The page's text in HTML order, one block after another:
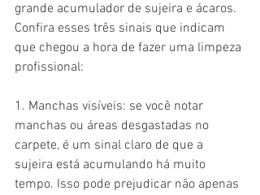
grande acumulador de sujeira e ácaros.
Confira esses três sinais que indicam
que chegou a hora de fazer uma limpeza
profissional:
1. Manchas visíveis: se você notar
manchas ou áreas desgastadas no
carpete, é um sinal claro de que a
sujeira está acumulando há muito
tempo. Isso pode prejudicar não apenas